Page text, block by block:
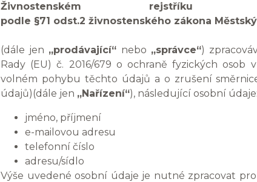
Živnostenském
podle §71 odst.2 živnostenského zákona
(dále jen „prodávající“ nebo „správce“)
Rady (EU) č. 2016/679 o ochraně fyzických
volném pohybu těchto údajů a o zrušení
údajů)(dále jen „Nařízení“), následující osobní údaje:
jméno, příjmení
e-mailovou adresu
telefonní číslo
adresu/sídlo
Výše uvedené osobní údaje je nutné zpracovat